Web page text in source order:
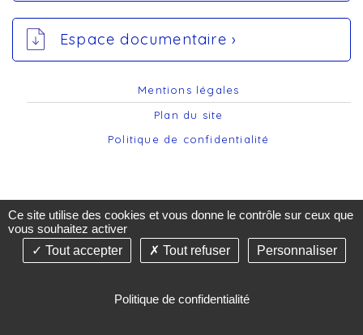
Espace documentaire ›
Mentions légales
Plan du site
Politique de confidentialité
©2019-26 AST74 - Tous droits réservés - Création &
de santé -Gestion des cookies
Ce site utilise des cookies et vous donne le contrôle sur ceux que
vous souhaitez activer
Tout accepter
Tout refuser Personnaliser
Politique de confidentialité